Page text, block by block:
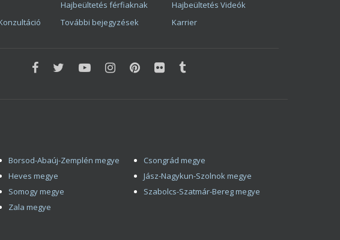
Hajbeültetés férfiaknak
Hajbeültetés Videók
További bejegyzések Karrier
Borsod-Abaúj-Zemplén megye
Csongrád megye
Heves megye
Jász-Nagykun-Szolnok megye
Somogy megye
Szabolcs-Szatmár-Bereg megye
Zala megye